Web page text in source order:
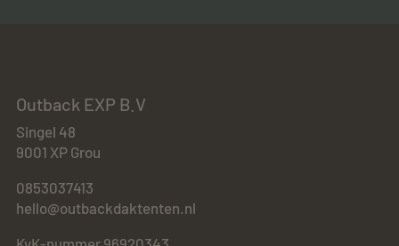
Outback EXP B.V
Singel 48
9001 XP Grou
0853037413
hello@outbackdaktenten.nl